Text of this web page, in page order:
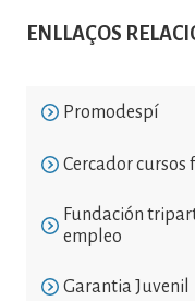
ENLLAÇOS
Promodespí
Cercador cursos
Fundación
empleo
Garantia Juvenil